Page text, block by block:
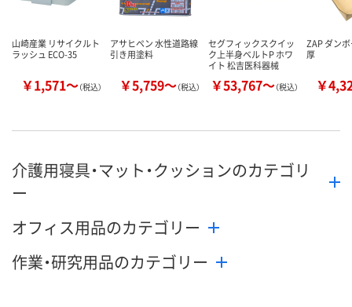
山崎産業 リサイクルト
ラッシュ ECO-35
￥1,571～（税込）
アサヒペン 水性道路線
引き用塗料
￥5,759～（税込）
セグフィックスクイッ
ク上半身ベルトP ホワ
イト 松吉医科器械
￥53,767～（税込）
ZAP ダン
厚
￥
介護用寝具・マット・クッションのカテゴリ
ー
オフィス用品のカテゴリー
作業・研究用品のカテゴリー